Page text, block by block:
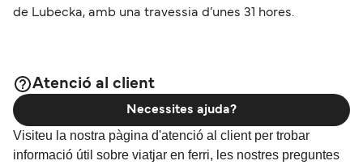
de Lubecka, amb una travessia d’unes 31 hores.
Atenció al client
Visiteu la nostra pàgina d'atenció al client per trobar
informació útil sobre viatjar en ferri, les nostres preguntes
Necessites ajuda?